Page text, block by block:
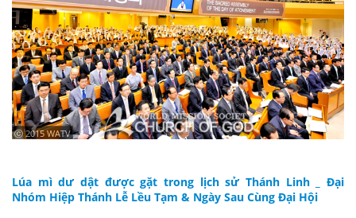
ⓒ 2015 WATV
Lúa mì dư dật được gặt trong lịch sử Thánh Linh _ Đại
Nhóm Hiệp Thánh Lễ Lều Tạm & Ngày Sau Cùng Đại Hội